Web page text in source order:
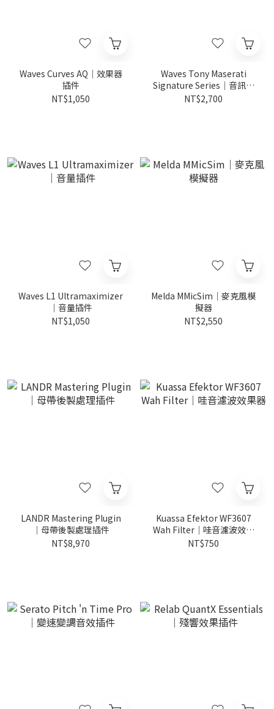
Waves Curves AQ｜效果器
插件
NT$1,050
Waves Tony Maserati
Signature Series｜音訊插
件套裝
NT$2,700
Waves L1 Ultramaximizer
｜音量插件
NT$1,050
Melda MMicSim｜麥克風模
擬器
NT$2,550
LANDR Mastering Plugin
｜母帶後製處理插件
NT$8,970
Kuassa Efektor WF3607
Wah Filter｜哇音濾波效果
器
NT$750